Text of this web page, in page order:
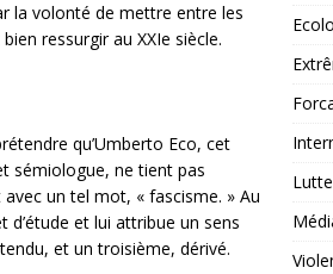
la volonté de mettre entre les
ressurgir au XXIe siècle.
qu’Umberto Eco, cet
sémiologue, ne tient pas
un tel mot, « fascisme. » Au
et lui attribue un sens
et un troisième, dérivé.